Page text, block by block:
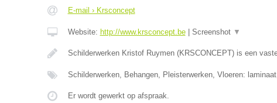
E-mail › Krsconcept
Website: http://www.krsconcept.be| Screenshot ▼
Schilderwerken Kristof Ruymen (KRSCONCEPT) is een
Schilderwerken, Behangen, Pleisterwerken, Vloeren:
Er wordt gewerkt op afspraak.